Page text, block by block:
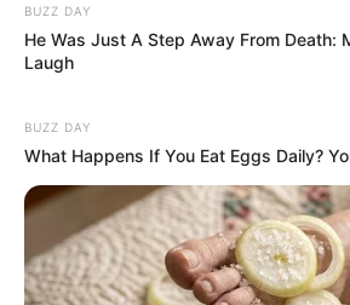
BUZZ DAY
He Was Just A Step Away From Death:
Laugh
BUZZ DAY
What Happens If You Eat Eggs Daily?